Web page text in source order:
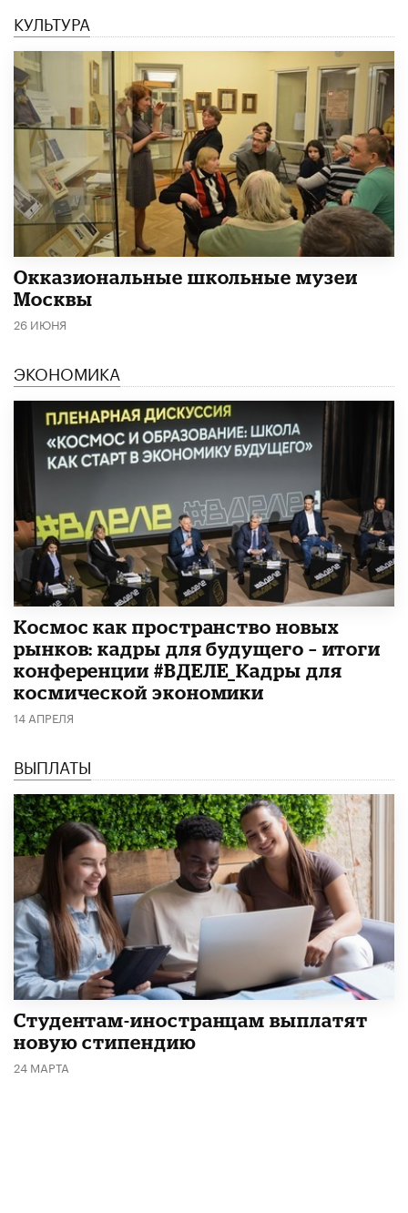
КУЛЬТУРА
​Окказиональные школьные музеи
Москвы
26 ИЮНЯ
ЭКОНОМИКА
Космос как пространство новых
рынков: кадры для будущего – итоги
конференции #ВДЕЛЕ_Кадры для
космической экономики
14 АПРЕЛЯ
ВЫПЛАТЫ
Студентам-иностранцам выплатят
новую стипендию
24 МАРТА